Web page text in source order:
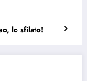
lo sfilato!